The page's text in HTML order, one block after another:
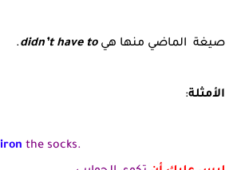
صيغة الماضي منها هيdidn’t have to
.
الأمثلة:
iron the socks.